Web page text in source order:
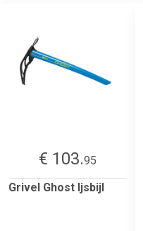
€ 103.95
Grivel Ghost Ijsbijl